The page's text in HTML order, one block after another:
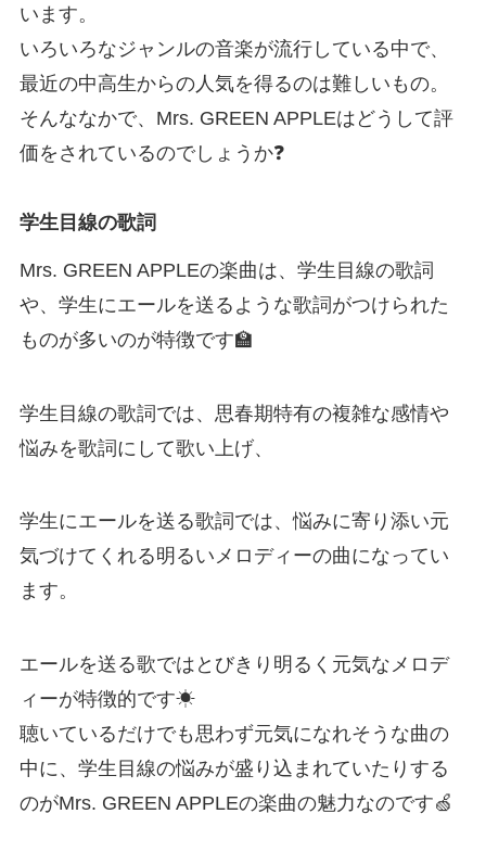
います。
いろいろなジャンルの音楽が流行している中で、
最近の中高生からの人気を得るのは難しいもの。
そんななかで、Mrs. GREEN APPLEはどうして評
価をされているのでしょうか❓
学生目線の歌詞
Mrs. GREEN APPLEの楽曲は、学生目線の歌詞
や、学生にエールを送るような歌詞がつけられた
ものが多いのが特徴です🏫
学生目線の歌詞では、思春期特有の複雑な感情や
悩みを歌詞にして歌い上げ、
学生にエールを送る歌詞では、悩みに寄り添い元
気づけてくれる明るいメロディーの曲になってい
ます。
エールを送る歌ではとびきり明るく元気なメロデ
ィーが特徴的です☀
聴いているだけでも思わず元気になれそうな曲の
中に、学生目線の悩みが盛り込まれていたりする
のがMrs. GREEN APPLEの楽曲の魅力なのです🍏